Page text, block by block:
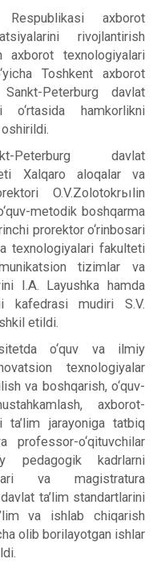
axborot
rivojlantirish
axborot texnologiyalari
Toshkent axborot
Peterburg davlat
o‘rtasida hamkorlikni
Peterburg davlat
Xalqaro aloqalar va
O.V.Zolotokrыlin
metodik boshqarma
prorektor o‘rinbosari
texnologiyalari fakulteti
tizimlar va
I.A. Layushka hamda
kafedrasi mudiri S.V.
etildi.
o‘quv va ilmiy
texnologiyalar
va boshqarish, o‘quv-
axborot-
ta’lim jarayoniga tatbiq
o‘qituvchilar
pedagogik kadrlarni
va magistratura
ta’lim standartlarini
va ishlab chiqarish
olib borilayotgan ishlar